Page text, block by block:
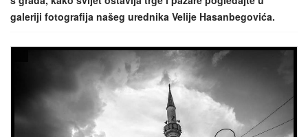
t
o
o
galeriji fotografija našeg urednika Velije Hasanbegovića.